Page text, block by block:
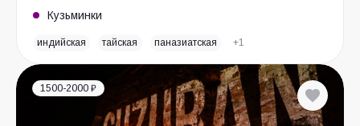
Кузьминки
индийская тайская паназиатская +1
1500-2000 ₽